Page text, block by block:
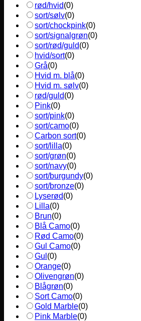
rød/hvid(0)
sort/sølv(0)
sort/chockpink(0)
sort/signalgrøn(0)
sort/rød/guld(0)
hvid/sort(0)
Grå(0)
Hvid m. blå(0)
Hvid m. sølv(0)
rød/guld(0)
Pink(0)
sort/pink(0)
sort/camo(0)
Carbon sort(0)
sort/lilla(0)
sort/grøn(0)
sort/navy(0)
sort/burgundy(0)
sort/bronze(0)
Lyserød(0)
Lilla(0)
Brun(0)
Blå Camo(0)
Rød Camo(0)
Gul Camo(0)
Gul (0)
Orange(0)
Olivengrøn(0)
Blågrøn(0)
Sort Camo(0)
Gold Marble(0)
Pink Marble(0)